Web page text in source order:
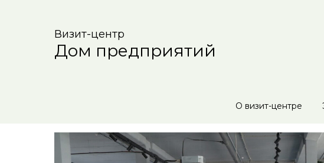
Визит-центр
Дом предприятий
О визит-центре